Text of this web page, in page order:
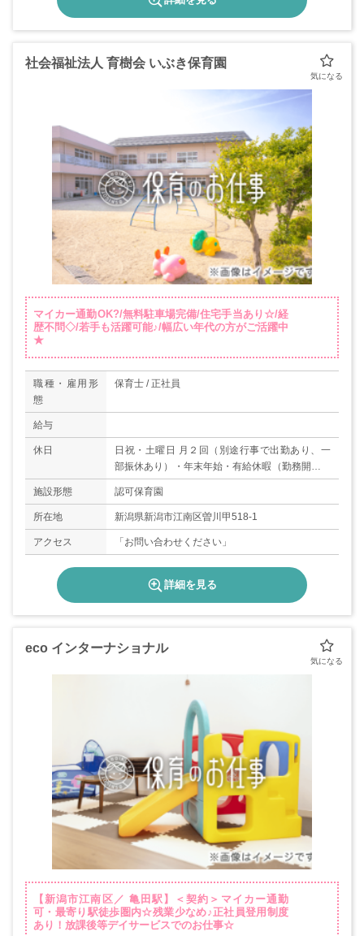
社会福祉法人 育樹会 いぶき保育園
マイカー通勤OK?/無料駐車場完備/住宅手当あり☆/経
歴不問◇/若手も活躍可能♪/幅広い年代の方がご活躍中
★
職種・雇用形
態
保育士 / 正社員
給与
休日
日祝・土曜日 月２回（別途行事で出勤あり、一
部振休あり）・年末年始・有給休暇（勤務開始後
６か月より１０日）
施設形態 認可保育園
所在地 新潟県新潟市江南区曽川甲518-1
アクセス 「お問い合わせください」
詳細を見る
eco インターナショナル
【新潟市江南区／ 亀田駅】＜契約＞マイカー通勤
可・最寄り駅徒歩圏内☆残業少なめ♪正社員登用制度
あり！放課後等デイサービスでのお仕事☆